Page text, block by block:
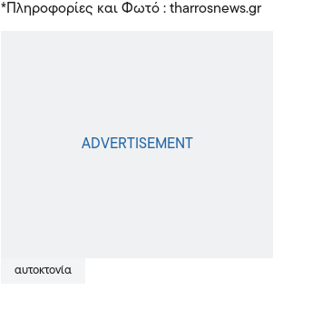
*Πληροφορίες και Φωτό : tharrosnews.gr
αυτοκτονία